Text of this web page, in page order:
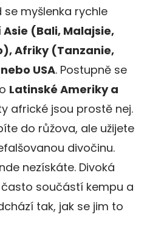
se myšlenka rychle
Asie (Bali, Malajsie,
Afriky (Tanzanie,
USA. Postupně se
Latinské Ameriky a
africké jsou prostě nej.
do růžova, ale užijete
divočinu.
nezískáte. Divoká
součástí kempu a
tak, jak se jim to